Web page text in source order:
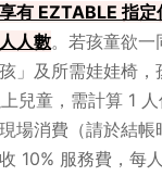
有 EZTABLE 指定
人數。若孩童欲
」及所需娃娃椅，
兒童，需計算 1 人
場消費（請於結帳
10% 服務費，每